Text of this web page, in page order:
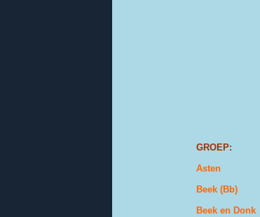
GROEP:
Asten
Beek (Bb)
Beek en Donk